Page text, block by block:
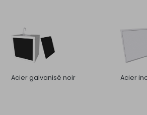
Acier galvanisé noir Acier